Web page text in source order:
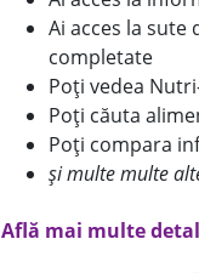
Ai acces la
completate
Poți vedea
Poți căuta
Poți compara
și multe multe
Află mai multe